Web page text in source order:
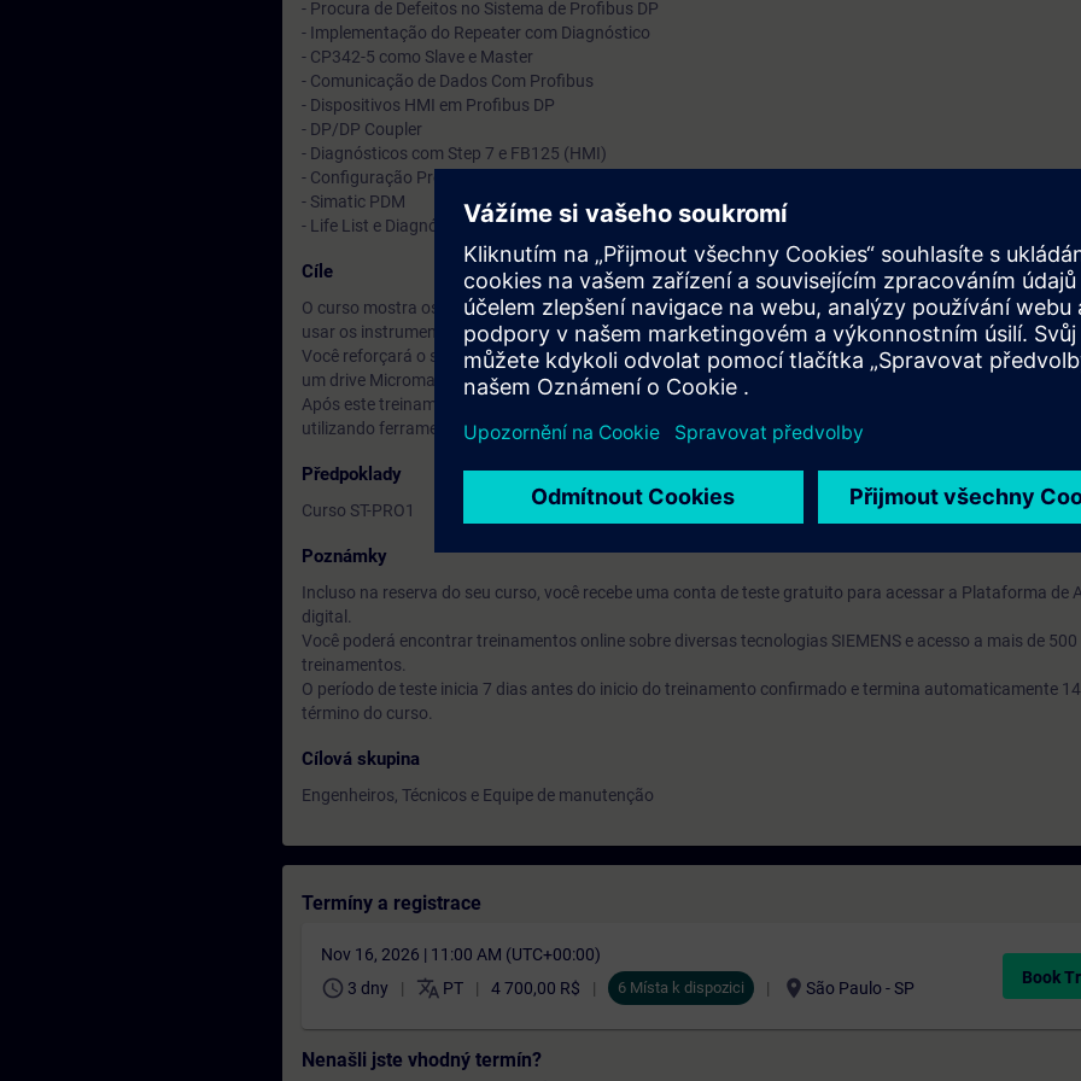
- Procura de Defeitos no Sistema de Profibus DP
- Implementação do Repeater com Diagnóstico
- CP342-5 como Slave e Master
- Comunicação de Dados Com Profibus
- Dispositivos HMI em Profibus DP
- DP/DP Coupler
- Diagnósticos com Step 7 e FB125 (HMI)
- Configuração Profibus PA
- Simatic PDM
- Life List e Diagnósticos
Cíle
O curso mostra os fundamentos prático e teórico das Redes de Comunicação PROFIBUS DP/PA. Você
usar os instrumentos para detecção de falhas e a realizar manutenção na rede.
Você reforçará o seu conhecimento teórico com exercícios práticos utilizando o S7-300, um Simatic Panel
um drive Micromaster 440 ou Sinamics G120 em rede Profibus.
Após este treinamento, o participante terá condições de configurar, instalar e realizar diagnósticos em
utilizando ferramentas como o BT200 e Diagnostic Repeater.
Předpoklady
Curso ST-PRO1
Poznámky
Incluso na reserva do seu curso, você recebe uma conta de teste gratuito para acessar a Plataforma de
digital.
Você poderá encontrar treinamentos online sobre diversas tecnologias SIEMENS e acesso a mais de
treinamentos.
O período de teste inicia 7 dias antes do inicio do treinamento confirmado e termina automaticamente
término do curso.
Cílová skupina
Engenheiros, Técnicos e Equipe de manutenção
Termíny a registrace
Nov 16, 2026 | 11:00 AM (UTC+00:00)
schedule 3 dny translate PT 4 700,00 R$ 6 Místa k dispozici location_on São Paulo - SP
Book
Nenašli jste vhodný termín?